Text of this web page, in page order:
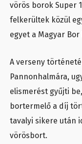
vörös borok Super
felkerültek közül
egyet a Magyar
A verseny
Pannonhalmára,
elismerést gyűjti
bortermelő a díj
tavalyi sikere után
vörösbort.